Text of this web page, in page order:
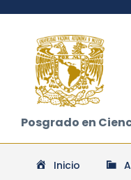
Posgrado en
Inicio